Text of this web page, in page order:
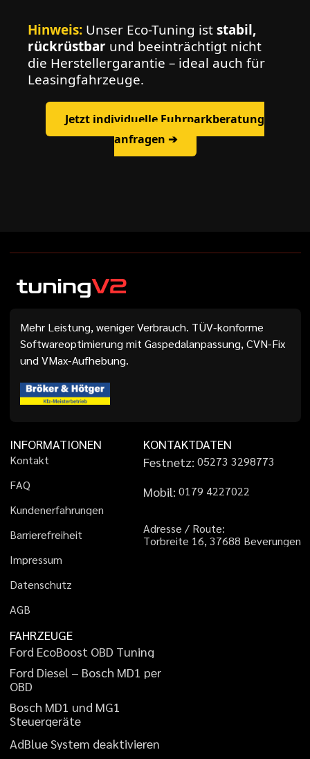
Hinweis: Unser Eco-Tuning iststabil,
rückrüstbar und beeinträchtigt nicht
die Herstellergarantie – ideal auch für
Leasingfahrzeuge.
Jetzt individuelle Fuhrparkberatung
anfragen ➔
Mehr Leistung, weniger Verbrauch. TÜV-konforme
Softwareoptimierung mit Gaspedalanpassung, CVN-Fix
und VMax-Aufhebung.
INFORMATIONEN
Kontakt
FAQ
Kundenerfahrungen
Barrierefreiheit
Impressum
Datenschutz
AGB
KONTAKTDATEN
Festnetz: 05273 3298773
Mobil: 01 79 4227022
Adresse / Route:
Torbreite 16, 37688 Beverungen
FAHRZEUGE
Ford EcoBoost OBD Tuning
Ford Diesel – Bosch MD1 per
OBD
Bosch MD1 und MG1
Steuergeräte
AdBlueSystem deaktivieren